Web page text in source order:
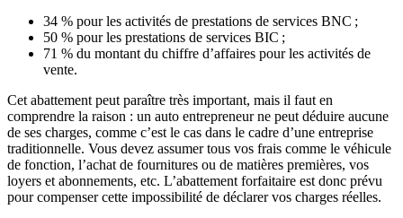
34 % pour les activités de prestations de services BNC ;
50 % pour les prestations de services BIC ;
71 % du montant du chiffre d’affaires pour les activités de
vente.
Cet abattement peut paraître très important, mais il faut en
comprendre la raison : un auto entrepreneur ne peut déduire aucune
de ses charges, comme c’est le cas dans le cadre d’une entreprise
traditionnelle. Vous devez assumer tous vos frais comme le véhicule
de fonction, l’achat de fournitures ou de matières premières, vos
loyers et abonnements, etc. L’abattement forfaitaire est donc prévu
pour compenser cette impossibilité de déclarer vos charges réelles.